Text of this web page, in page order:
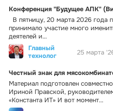
Конференция "Будущее АПК"
В пятницу, 20 марта 2026
принимало участие много
деятелей и...
Главный
технолог
25 марта
Честный знак для
Материал подготовлен
Ириной Правской,
«Константа ИТ» И вот момент...